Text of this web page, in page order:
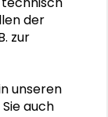
von
und
der
zur
unseren
auch